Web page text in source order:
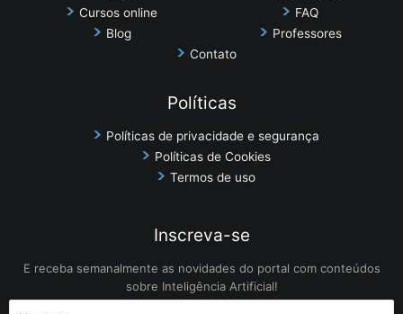
Cursos online
FAQ
Blog
Professores
Contato
Políticas
Políticas de privacidade e segurança
Políticas de Cookies
Termos de uso
Inscreva-se
E receba semanalmente as novidades do portal com conteúdos
sobre Inteligência Artificial!